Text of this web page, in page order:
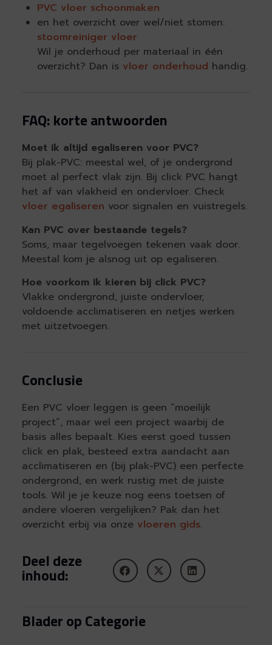
PVC vloer schoonmaken
en het overzicht over wel/niet stomen:
stoomreiniger vloer
Wil je onderhoud per materiaal in één
overzicht? Dan is vloer onderhoud handig.
FAQ: korte antwoorden
Moet ik altijd egaliseren voor PVC?
Bij plak-PVC: meestal wel, of je ondergrond
moet al perfect vlak zijn. Bij click PVC hangt
het af van vlakheid en ondervloer. Check
vloer egaliseren voor signalen en vuistregels.
Kan PVC over bestaande tegels?
Soms, maar tegelvoegen tekenen vaak door.
Meestal kom je alsnog uit op egaliseren.
Hoe voorkom ik kieren bij click PVC?
Vlakke ondergrond, juiste ondervloer,
voldoende acclimatiseren en netjes werken
met uitzetvoegen.
Conclusie
Een PVC vloer leggen is geen “moeilijk
project”, maar wel een project waarbij de
basis alles bepaalt. Kies eerst goed tussen
click en plak, besteed extra aandacht aan
acclimatiseren en (bij plak-PVC) een perfecte
ondergrond, en werk rustig met de juiste
tools. Wil je je keuze nog eens toetsen of
andere vloeren vergelijken? Pak dan het
overzicht erbij via onze vloeren gids.
Deel deze
inhoud:
Blader op Categorie